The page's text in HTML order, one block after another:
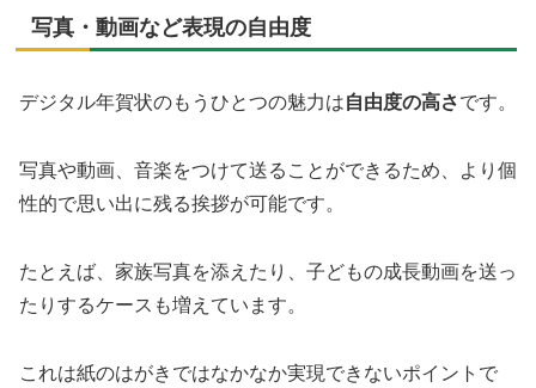
写真・動画など表現の自由度
デジタル年賀状のもうひとつの魅力は自由度の高さです。
写真や動画、音楽をつけて送ることができるため、より個
性的で思い出に残る挨拶が可能です。
たとえば、家族写真を添えたり、子どもの成長動画を送っ
たりするケースも増えています。
これは紙のはがきではなかなか実現できないポイントで